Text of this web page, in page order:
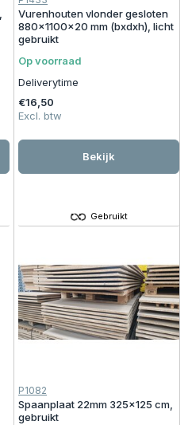
Vurenhouten vlonder gesloten
880x1100x20 mm (bxdxh), licht
gebruikt
Op voorraad
Deliverytime
€16,50
Excl. btw
Bekijk
Gebruikt
P1082
Spaanplaat 22mm 325x125 cm,
gebruikt